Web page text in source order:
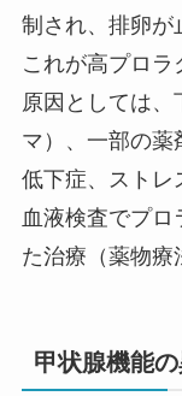
制され、排卵が
これが高プロラ
原因としては
マ）、一部の薬
低下症、ストレ
血液検査でプロ
た治療（薬物療
甲状腺機能